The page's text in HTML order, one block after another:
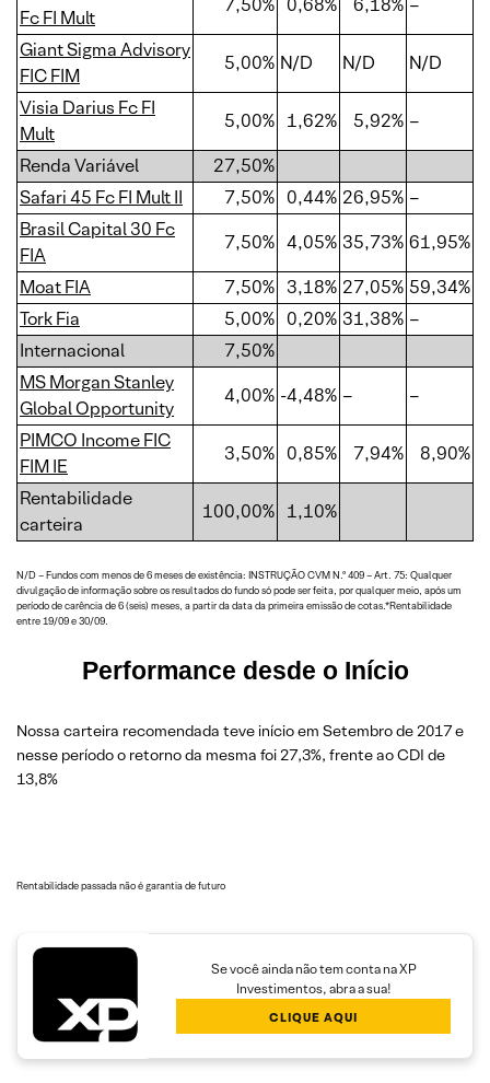
Fc FI Mult
7,50% 0,68% 6,18% –
Giant Sigma Advisory
FIC FIM
5,00% N/D N/D
N/D
Visia Darius Fc FI
Mult
5,00% 1,62% 5,92% –
Renda Variável
27,50%
Safari 45 Fc FI Mult II
7,50% 0,44% 26,95% –
Brasil Capital 30 Fc
FIA
7,50% 4,05% 35,73% 61,95%
Moat FIA
7,50% 3,18% 27,05% 59,34%
Tork Fia
5,00% 0,20% 31,38% –
Internacional
7,50%
MS Morgan Stanley
Global Opportunity
4,00% -4,48% –
–
PIMCO Income FIC
FIM IE
3,50% 0,85% 7,94%
8,90%
Rentabilidade
carteira
100,00% 1,10%
N/D – Fundos com menos de 6 meses de existência: INSTRUÇÃO CVM N.º 409 – Art. 75: Qualquer
divulgação de informação sobre os resultados do fundo só pode ser feita, por qualquer meio, após um
período de carência de 6 (seis) meses, a partir da data da primeira emissão de cotas.*Rentabilidade
entre 19/09 e 30/09.
Performance desde o Início
Nossa carteira recomendada teve início em Setembro de 2017 e
nesse período o retorno da mesma foi 27,3%, frente ao CDI de
13,8%
Rentabilidade passada não é garantia de futuro
Se você ainda não tem conta na XP
Investimentos, abra a sua!
CLIQUE AQUI